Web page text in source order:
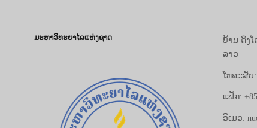
ມະຫາວິທະຍາໄລແຫ່ງຊາດ
ບ້ານ ດົງ
ລາວ
ໂທລະສັບ:
ແຟັກ:
ອີເມວ: